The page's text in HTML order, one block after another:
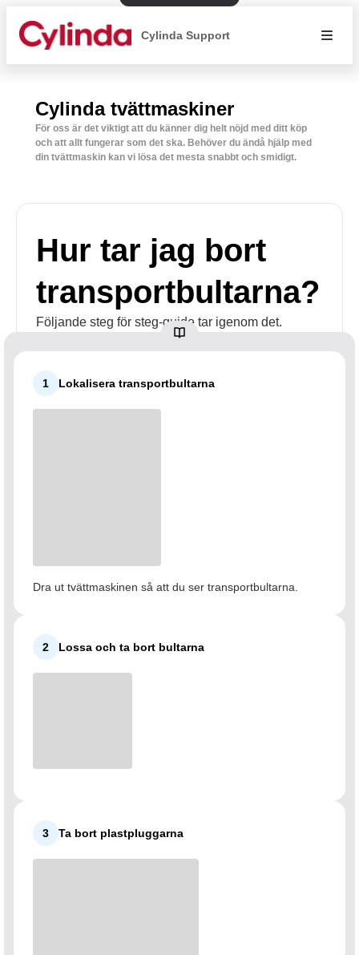
Cylinda Support
Cylinda tvättmaskiner
För oss är det viktigt att du känner dig helt nöjd med ditt köp
och att allt fungerar som det ska. Behöver du ändå hjälp med
din tvättmaskin kan vi lösa det mesta snabbt och smidigt.
Hur tar jag bort
transportbultarna?
Följande steg för steg-guide tar igenom det.
1 Lokalisera transportbultarna
Dra ut tvättmaskinen så att du ser transportbultarna.
2 Lossa och ta bort bultarna
3 Ta bort plastpluggarna